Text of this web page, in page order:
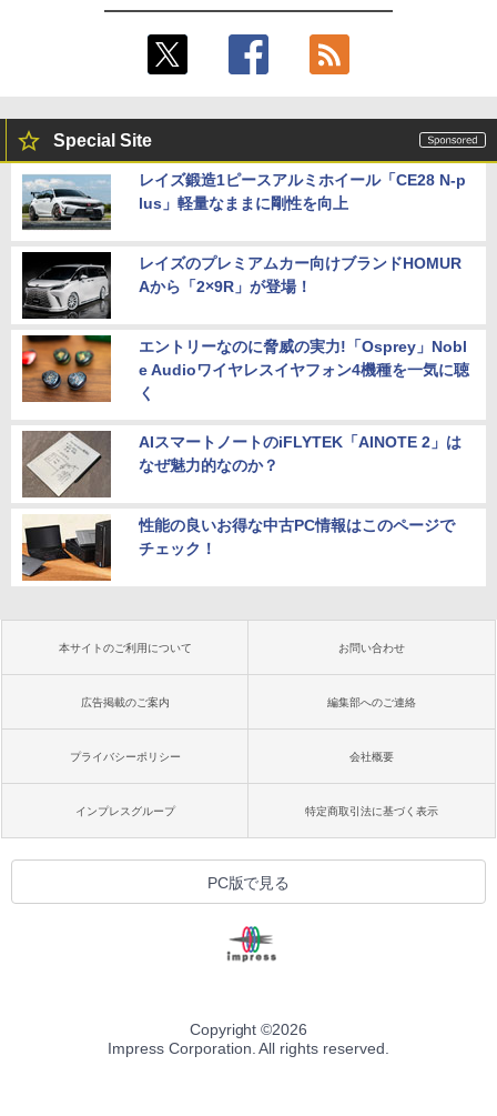
Special Site
レイズ鍛造1ピースアルミホイール「CE28 N-p
lus」軽量なままに剛性を向上
レイズのプレミアムカー向けブランドHOMUR
Aから「2×9R」が登場！
エントリーなのに脅威の実力!「Osprey」Nobl
e Audioワイヤレスイヤフォン4機種を一気に聴
く
AIスマートノートのiFLYTEK「AINOTE 2」は
なぜ魅力的なのか？
性能の良いお得な中古PC情報はこのページで
チェック！
本サイトのご利用について お問い合わせ
広告掲載のご案内 編集部へのご連絡
プライバシーポリシー 会社概要
インプレスグループ 特定商取引法に基づく表示
PC版で見る
Copyright ©2026
Impress Corporation. All rights reserved.